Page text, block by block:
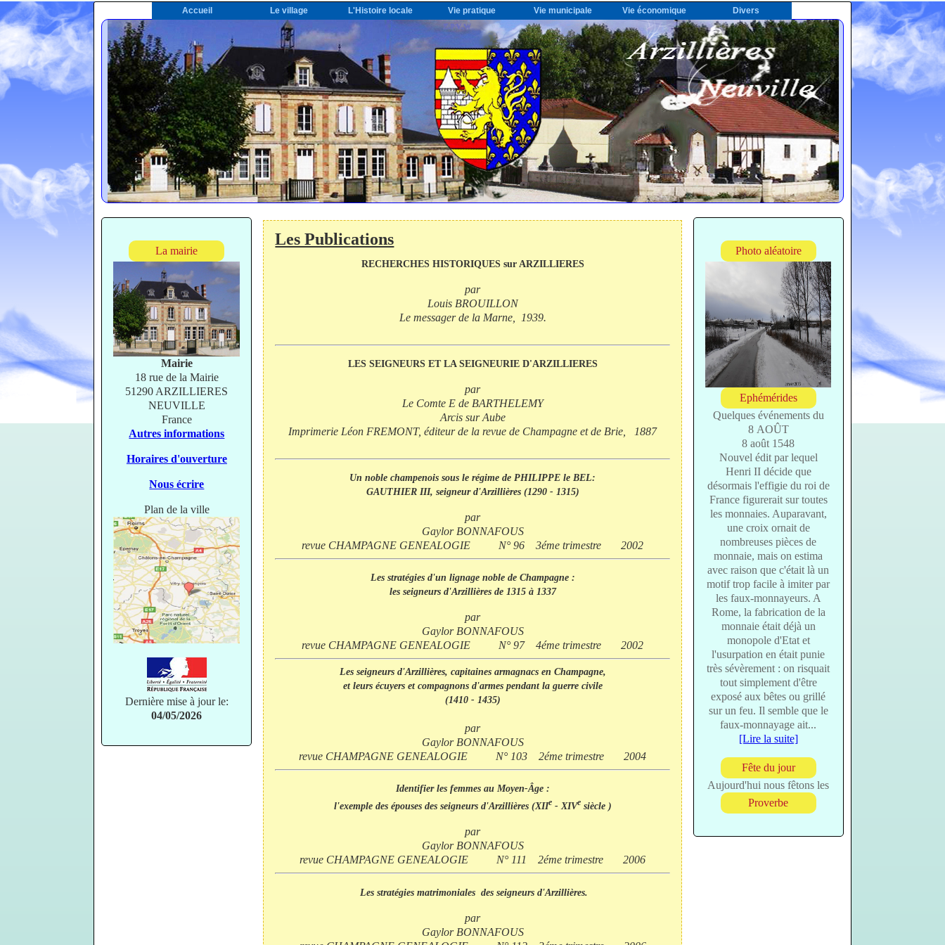
Accueil Le village L'Histoire locale Vie pratique Vie municipale Vie économique Divers
La mairie
Mairie
18 rue de la Mairie
51290 ARZILLIERES
NEUVILLE
France
Autres informations
Horaires d'ouverture
Nous écrire
Plan de la ville
Dernière mise à jour le:
04/05/2026
Photo aléatoire
Ephémérides
Quelques événements du
8 AOÛT
8 août 1548
Nouvel édit par lequel
Henri II décide que
désormais l'effigie du roi de
France figurerait sur toutes
les monnaies. Auparavant,
une croix ornait de
nombreuses pièces de
monnaie, mais on estima
avec raison que c'était là un
motif trop facile à imiter par
les faux-monnayeurs. A
Rome, la fabrication de la
monnaie était déjà un
monopole d'Etat et
l'usurpation en était punie
très sévèrement : on risquait
tout simplement d'être
exposé aux bêtes ou grillé
sur un feu. Il semble que le
faux-monnayage ait...
[Lire la suite]
Fête du jour
Aujourd'hui nous fêtons les
Proverbe
Les Publications
RECHERCHES HISTORIQUES sur ARZILLIERES
par
Louis BROUILLON
Le messager de la Marne, 1939.
LES SEIGNEURS ET LA SEIGNEURIE D'ARZILLIERES
par
Le Comte E de BARTHELEMY
Arcis sur Aube
Imprimerie Léon FREMONT, éditeur de la revue de Champagne et de Brie, 1887
Un noble champenois sous le régime de PHILIPPE le BEL:
GAUTHIER III, seigneur d'Arzillières (1290 - 1315)
par
Gaylor BONNAFOUS
revue CHAMPAGNE GENEALOGIE N° 96 3éme trimestre 2002
Les stratégies d'un lignage noble de Champagne :
les seigneurs d'Arzillières de 1315 à 1337
par
Gaylor BONNAFOUS
revue CHAMPAGNE GENEALOGIE N° 97 4éme trimestre 2002
Les seigneurs d'Arzillières, capitaines armagnacs en Champagne,
et leurs écuyers et compagnons d'armes pendant la guerre civile
(1410 - 1435)
par
Gaylor BONNAFOUS
revue CHAMPAGNE GENEALOGIE N° 103 2éme trimestre 2004
Identifier les femmes au Moyen-Âge :
l'exemple des épouses des seigneurs d'Arzillières (XIIe- XIVesiècle )
par
Gaylor BONNAFOUS
revue CHAMPAGNE GENEALOGIE N° 111 2éme trimestre 2006
Les stratégies matrimoniales des seigneurs d'Arzillières.
par
Gaylor BONNAFOUS